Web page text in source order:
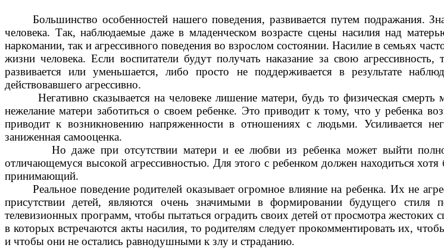
Большинство особенностей нашего поведения, развивается путем подражания.
человека. Так, наблюдаемые даже в младенческом возрасте сцены насилия над
наркомании, так и агрессивного поведения во взрослом состоянии. Насилие в семьях
жизни человека. Если воспитатели будут получать наказание за свою
развивается или уменьшается, либо просто не поддерживается в результате
действовавшего агрессивно.
Негативно сказывается на человеке лишение матери, будь то физическая смерть
нежелание матери заботиться о своем ребенке. Это приводит к тому, что у ребенка
приводит к возникновению напряженности в отношениях с людьми. Усиливается
заниженная самооценка.
Но даже при отсутствии матери и ее любви из ребенка может выйти
отличающемуся высокой агрессивностью. Для этого с ребенком должен находиться
принимающий.
Реальное поведение родителей оказывает огромное влияние на ребенка. Их не
присутствии детей, являются очень значимыми в формировании будущего стиля
телевизионных программ, чтобы пытаться оградить своих детей от просмотра жестоких
в которых встречаются акты насилия, то родителям следует прокомментировать их,
и чтобы они не остались равнодушными к злу и страданию.